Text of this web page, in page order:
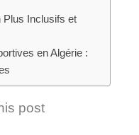
Plus Inclusifs et
en Algérie :
post